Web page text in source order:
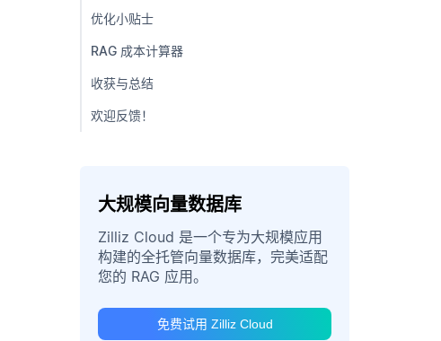
优化小贴士
RAG 成本计算器
收获与总结
欢迎反馈！
大规模向量数据库
Zilliz Cloud 是一个专为大规模应用
构建的全托管向量数据库，完美适配
您的 RAG 应用。
免费试用 Zilliz Cloud